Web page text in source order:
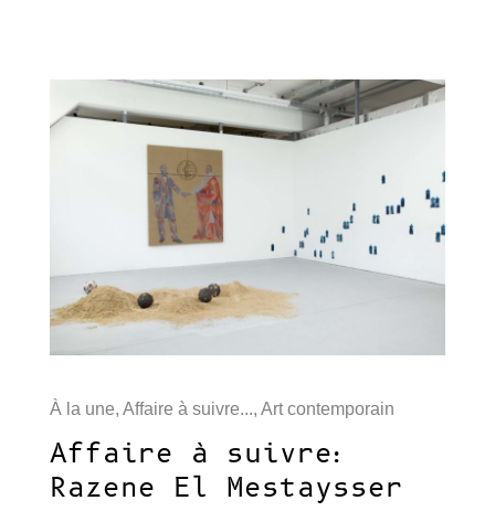
À la une, Affaire à suivre..., Art contemporain
Affaire à suivre:
Razene El Mestaysser